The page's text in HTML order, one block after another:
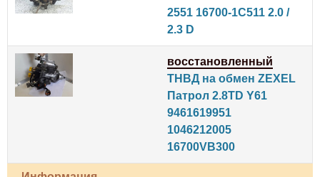
2551 16700-1C511 2.0 /
2.3 D
восстановленный
ТНВД на обмен ZEXEL
Патрол 2.8TD Y61
9461619951
1046212005
16700VB300